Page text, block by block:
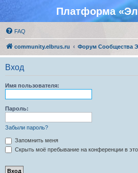
Платформа
FAQ
community.elbrus.ru Форум Сообщества
Вход
Имя пользователя:
Пароль:
Забыли пароль?
Запомнить меня
Скрыть моё пребывание на конференции в